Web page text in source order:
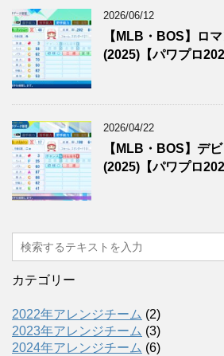
2026/06/12
【MLB・BOS】ロ
(2025)【パワプロ
2026/04/22
【MLB・BOS】デ
(2025)【パワプロ
カテゴリー
2022年アレンジチーム (2)
2023年アレンジチーム (3)
2024年アレンジチーム (6)